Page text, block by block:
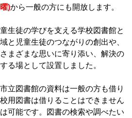
)から一般の方にも開放します。
生徒の学びを支える学校図書館と
と児童生徒のつながりの創出や、
まざまな思いに寄り添い、解決の
る場として設置しました。
立図書館の資料は一般の方も借り
用図書は借りることはできません
可能です。図書の検索や調べたい